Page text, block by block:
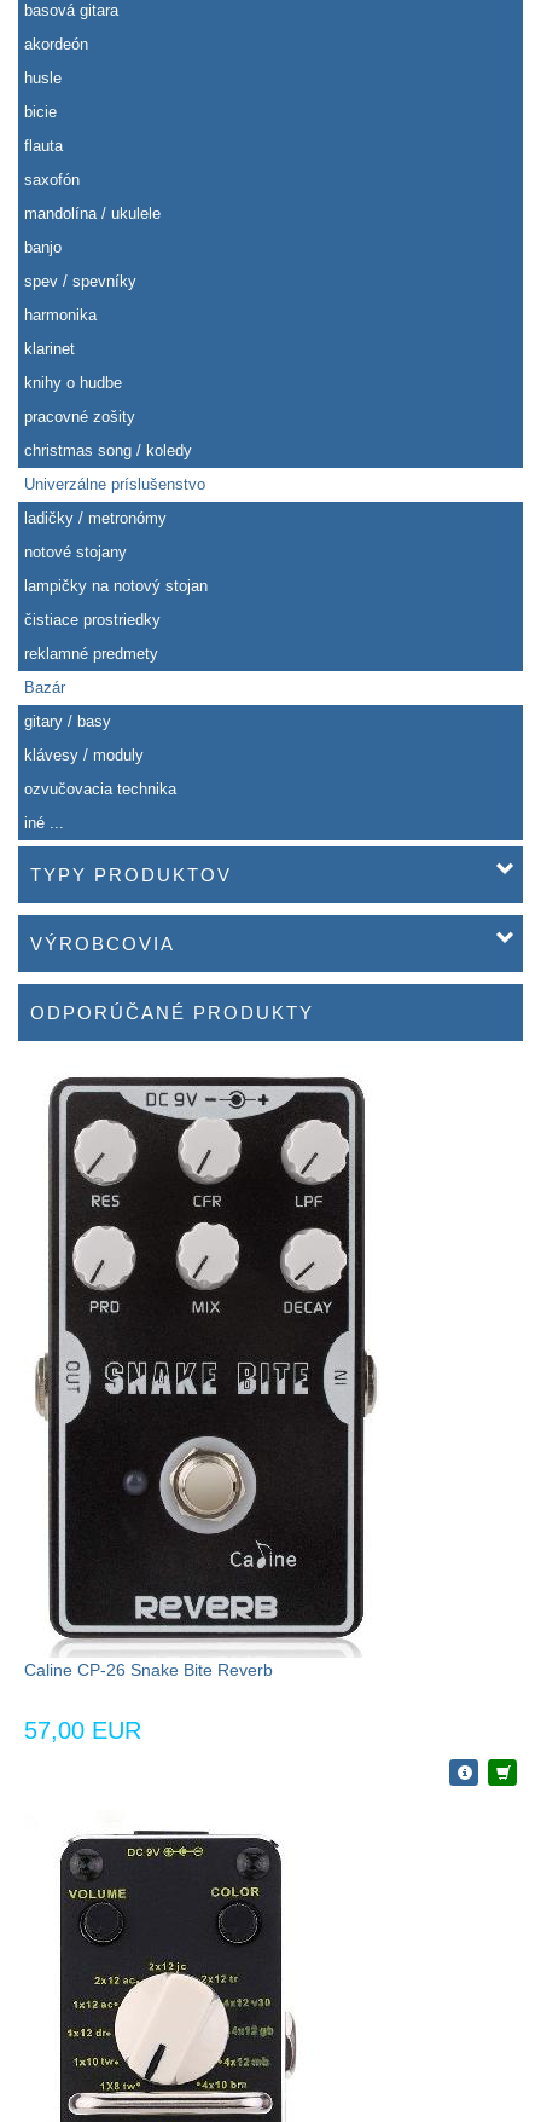
basová gitara
akordeón
husle
bicie
flauta
saxofón
mandolína / ukulele
banjo
spev / spevníky
harmonika
klarinet
knihy o hudbe
pracovné zošity
christmas song / koledy
Univerzálne príslušenstvo
ladičky / metronómy
notové stojany
lampičky na notový stojan
čistiace prostriedky
reklamné predmety
Bazár
gitary / basy
klávesy / moduly
ozvučovacia technika
iné ...
TYPY PRODUKTOV
VÝROBCOVIA
ODPORÚČANÉ PRODUKTY
Caline CP-26 Snake Bite Reverb
57,00 EUR